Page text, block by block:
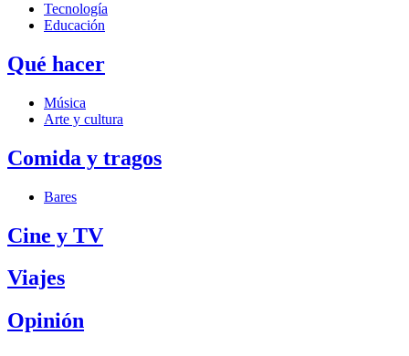
Tecnología
Educación
Qué hacer
Música
Arte y cultura
Comida y tragos
Bares
Cine y TV
Viajes
Opinión